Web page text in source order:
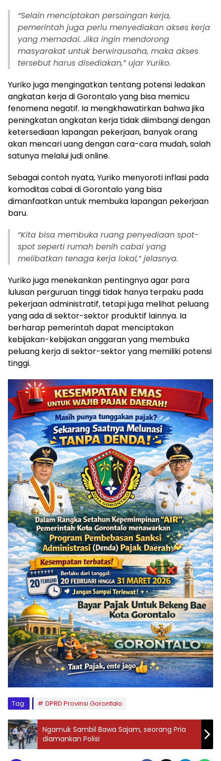
“Selain menciptakan persaingan kerja,
pemerintah juga perlu menyediakan akses kerja
yang memadai. Jika ingin mendorong
masyarakat untuk berwirausaha, maka akses
tersebut harus disediakan,” ujar Yuriko.
Yuriko juga mengingatkan tentang potensi ledakan
angkatan kerja di Gorontalo yang bisa memicu
fenomena negatif. Ia mengkhawatirkan bahwa jika
peningkatan angkatan kerja tidak diimbangi dengan
ketersediaan lapangan pekerjaan, banyak orang
akan mencari uang dengan cara-cara mudah, salah
satunya melalui judi online.
Sebagai contoh nyata, Yuriko menyoroti inflasi pada
komoditas cabai di Gorontalo yang bisa
dimanfaatkan untuk membuka lapangan pekerjaan
baru.
“Kita bisa membuka ruang penyediaan spot-
spot seperti rumah benih cabai yang
melibatkan tenaga kerja lokal,” jelasnya.
Yuriko juga menekankan pentingnya agar para
lulusan perguruan tinggi tidak hanya terpaku pada
pekerjaan administratif, tetapi juga melihat peluang
yang ada di sektor-sektor produktif lainnya. Ia
berharap pemerintah dapat menciptakan
kebijakan-kebijakan anggaran yang membuka
peluang kerja di sektor-sektor yang memiliki potensi
tinggi.
Tag: DPRD Provinsi Gorontalo
Ngamuk Sambil Bawa Sajam, seorang Pria
diamankan Polisi